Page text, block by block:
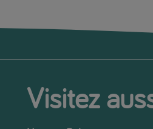
Visitez